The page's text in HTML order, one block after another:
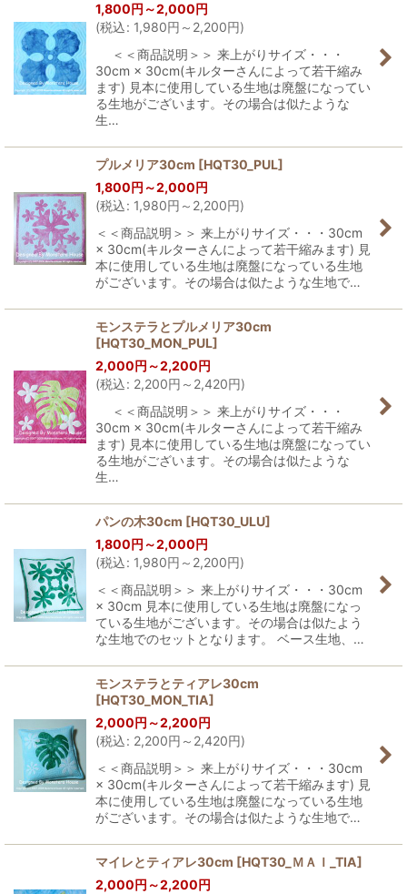
1,800円 ～2,000円
(税込: 1,980円 ～2,200円)
＜＜商品説明＞＞ 来上がりサイズ・・・
30cm × 30cm(キルターさんによって若干縮み
ます) 見本に使用している生地は廃盤になってい
る生地がございます。その場合は似たような
生…
プルメリア30cm [HQT30_PUL]
1,800円 ～2,000円
(税込: 1,980円 ～2,200円)
＜＜商品説明＞＞ 来上がりサイズ・・・30cm
× 30cm(キルターさんによって若干縮みます) 見
本に使用している生地は廃盤になっている生地
がございます。その場合は似たような生地で…
モンステラとプルメリア30cm
[HQT30_MON_PUL]
2,000円 ～2,200円
(税込: 2,200円 ～2,420円)
＜＜商品説明＞＞ 来上がりサイズ・・・
30cm × 30cm(キルターさんによって若干縮み
ます) 見本に使用している生地は廃盤になってい
る生地がございます。その場合は似たような
生…
パンの木30cm [HQT30_ULU]
1,800円 ～2,000円
(税込: 1,980円 ～2,200円)
＜＜商品説明＞＞ 来上がりサイズ・・・30cm
× 30cm 見本に使用している生地は廃盤になっ
ている生地がございます。その場合は似たよう
な生地でのセットとなります。 ベース生地、…
モンステラとティアレ30cm
[HQT30_MON_TIA]
2,000円 ～2,200円
(税込: 2,200円 ～2,420円)
＜＜商品説明＞＞ 来上がりサイズ・・・30cm
× 30cm(キルターさんによって若干縮みます) 見
本に使用している生地は廃盤になっている生地
がございます。その場合は似たような生地で…
マイレとティアレ30cm [HQT30_ＭＡＩ_TIA]
2,000円 ～2,200円